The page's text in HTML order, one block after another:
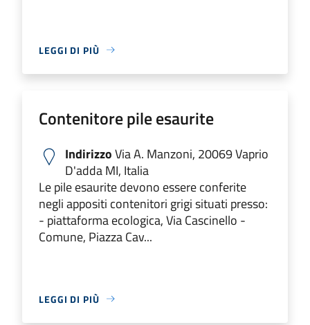
LEGGI DI PIÙ
Contenitore pile esaurite
IndirizzoVia A. Manzoni, 20069 Vaprio
D'adda MI, Italia
Le pile esaurite devono essere conferite
negli appositi contenitori grigi situati presso:
- piattaforma ecologica, Via Cascinello -
Comune, Piazza Cav...
LEGGI DI PIÙ